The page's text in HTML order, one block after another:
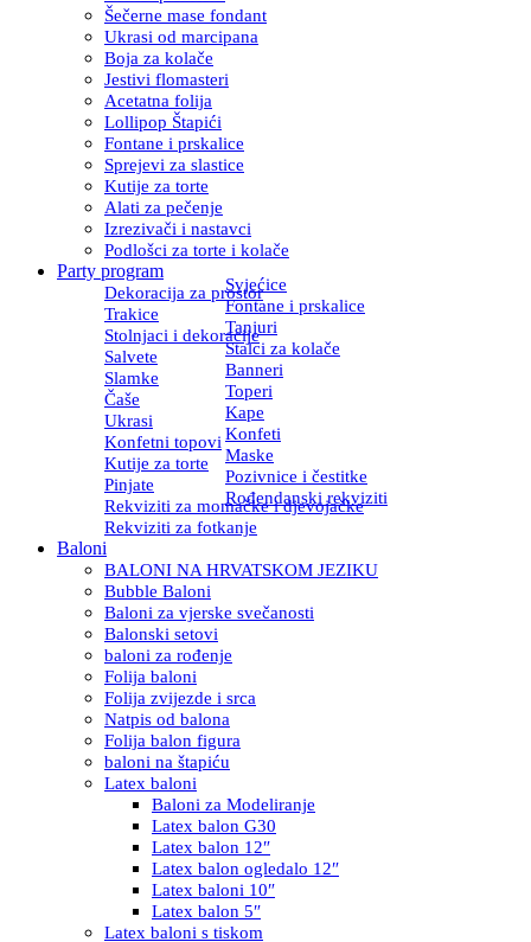
Šečerne mase fondant
Ukrasi od marcipana
Boja za kolače
Jestivi flomasteri
Acetatna folija
Lollipop Štapići
Fontane i prskalice
Sprejevi za slastice
Kutije za torte
Alati za pečenje
Izrezivači i nastavci
Podlošci za torte i kolače
Party program
Dekoracija za prostor
Svjećice
Trakice
Fontane i prskalice
Stolnjaci i dekoracije
Tanjuri
Salvete
Stalci za kolače
Slamke
Banneri
Čaše
Toperi
Ukrasi
Kape
Konfetni topovi Konfeti
Kutije za torte
Maske
Pinjate
Pozivnice i čestitke
Rekviziti za momačke i djevojačke
Rođendanski rekviziti
Rekviziti za fotkanje
Baloni
BALONI NA HRVATSKOM JEZIKU
Bubble Baloni
Baloni za vjerske svečanosti
Balonski setovi
baloni za rođenje
Folija baloni
Folija zvijezde i srca
Natpis od balona
Folija balon figura
baloni na štapiću
Latex baloni
Baloni za Modeliranje
Latex balon G30
Latex balon 12″
Latex balon ogledalo 12″
Latex baloni 10″
Latex balon 5″
Latex baloni s tiskom